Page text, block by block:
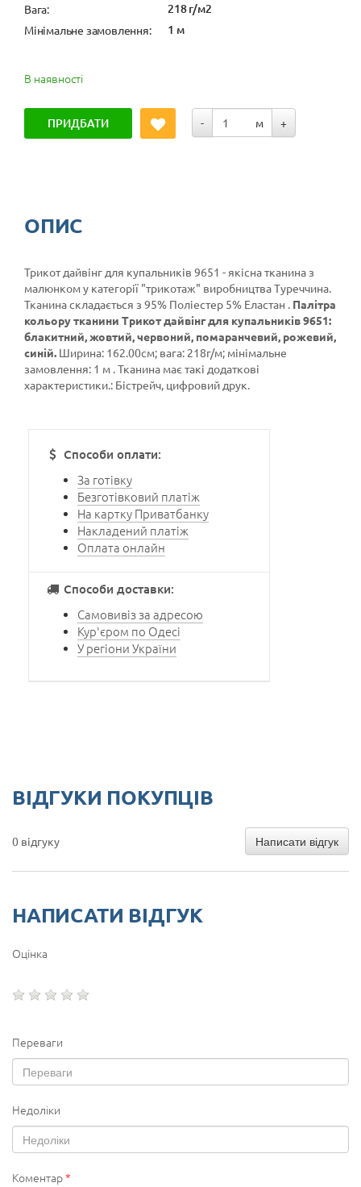
Вага: 218 г/м2
Мінімальне замовлення: 1 м
В наявності
ПРИДБАТИ - м +
ОПИС
Трикот дайвінг для купальників 9651 - якісна тканина з
малюнком у категорії "трикотаж" виробництва Туреччина.
Тканина складається з 95% Поліестер 5% Еластан . Палітра
кольору тканини Трикот дайвінг для купальників 9651:
блакитний, жовтий, червоний, помаранчевий, рожевий,
синій. Ширина: 162.00см; вага: 218г/м; мінімальне
замовлення: 1 м . Тканина має такі додаткові
характеристики.: Бістрейч, цифровий друк.
Способи оплати:
За готівку
Безготівковий платіж
На картку Приватбанку
Накладений платіж
Оплата онлайн
Способи доставки:
Самовивіз за адресою
Кур'єром по Одесі
У регіони України
ВІДГУКИ ПОКУПЦІВ
0 відгуку Написати відгук
НАПИСАТИ ВІДГУК
Оцінка
Переваги
Недоліки
Коментар*